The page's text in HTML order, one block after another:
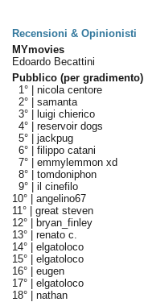
Recensioni & Opinionisti
MYmovies
Edoardo Becattini
Pubblico (per gradimento)
1° | nicola centore
2° | samanta
3° |
luigi chierico
4° | reservoir dogs
5° | jackpug
6° | filippo catani
7° | emmylemmon xd
8° | tomdoniphon
9° | il cinefilo
10° | angelino67
11° | great steven
12° |
bryan_finley
13° | renato c.
14° | elgatoloco
15° | elgatoloco
16° | eugen
17° | elgatoloco
18° | nathan